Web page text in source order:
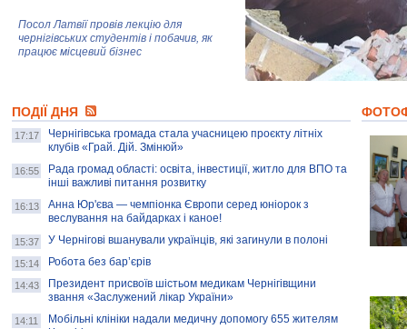
Посол Латвії провів лекцію для
чернігівських студентів і побачив, як
працює місцевий бізнес
колекцію про війну, емоції та тварин
AB InBev Efes Україна підтримала
навчальний проєкт "Молодіжна бізнес-
школа", спрямований на розвиток
підприємництва у Чернігівській області
Золота тварина: видання Forbes
написало про чернігівця Патрона: хто і
скільки на ньому заробляє? І куди
витрачають?
ПОДІЇ ДНЯ
17:17
Чернігівська громада стала учасницею проєкту літніх
клубів «Грай. Дій. Змінюй»
16:55
Рада громад області: освіта, інвестиції, житло для ВПО та
інші важливі питання розвитку
16:13
Анна Юр'єва — чемпіонка Європи серед юніорок з
веслування на байдарках і каное!
15:37 У Чернігові вшанували українців, які загинули в полоні
15:14 Робота без бар’єрів
14:43
Президент присвоїв шістьом медикам Чернігівщини
звання «Заслужений лікар України»
14:11
Мобільні клініки надали медичну допомогу 655 жителям